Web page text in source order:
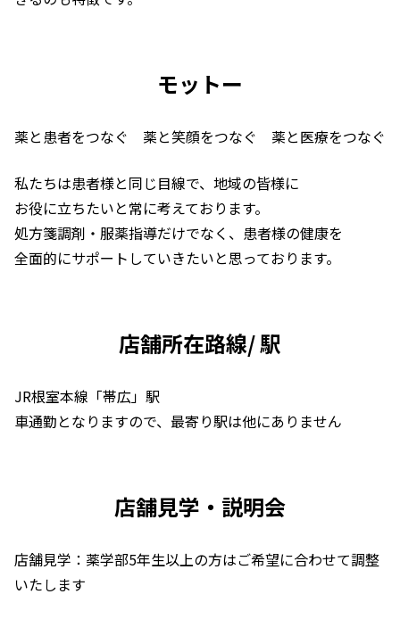
モットー
薬と患者をつなぐ 薬と笑顔をつなぐ 薬と医療をつなぐ
私たちは患者様と同じ目線で、地域の皆様に
お役に立ちたいと常に考えております。
処方箋調剤・服薬指導だけでなく、患者様の健康を
全面的にサポートしていきたいと思っております。
店舗所在路線/ 駅
JR根室本線「帯広」駅
車通勤となりますので、最寄り駅は他にありません
店舗見学・説明会
店舗見学：薬学部5年生以上の方はご希望に合わせて調整
いたします